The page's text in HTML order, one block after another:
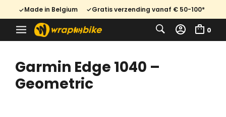
Made in Belgium Gratis verzending vanaf € 50-100*
0
Garmin Edge 1040 –
Geometric